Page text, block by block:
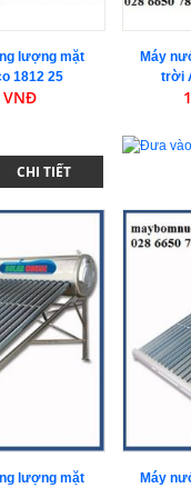
lượng mặt
1812 25
VNĐ
CHI TIẾT
Máy
trời
lượng mặt
Máy